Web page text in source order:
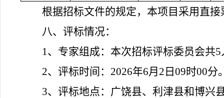
根据招标文件的规定，本项目采用直
八、评标情况：
1、专家组成：本次招标评标委员会共5
2、评标时间：2026年6月 2 日 09时00分
3、评标地点：广饶县、 利津县和博兴